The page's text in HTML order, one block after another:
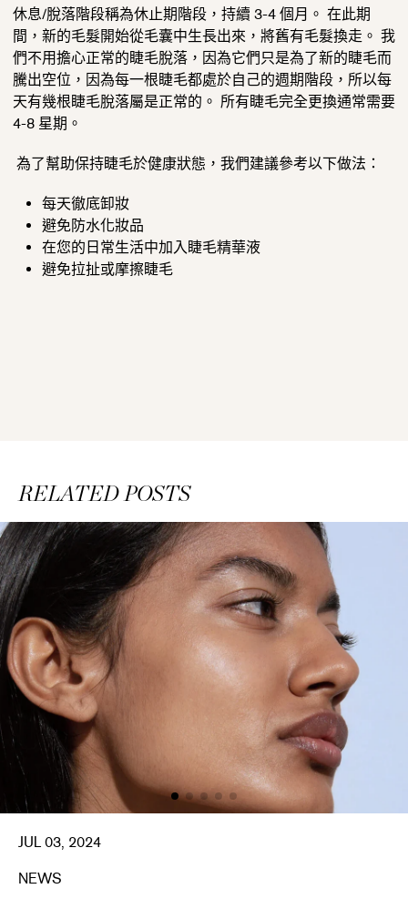
休息/脫落階段稱為休止期階段，持續 3-4 個月。 在此期
間，新的毛髮開始從毛囊中生長出來，將舊有毛髮換走。 我
們不用擔心正常的睫毛脫落，因為它們只是為了新的睫毛而
騰出空位，因為每一根睫毛都處於自己的週期階段，所以每
天有幾根睫毛脫落屬是正常的。 所有睫毛完全更換通常需要
4-8 星期。
為了幫助保持睫毛於健康狀態，我們建議參考以下做法：
每天徹底卸妝
避免防水化妝品
在您的日常生活中加入睫毛精華液
避免拉扯或摩擦睫毛
RELATED POSTS
JUL 03, 2024
NEWS